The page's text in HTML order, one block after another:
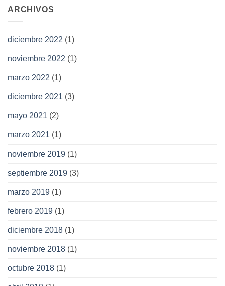
ARCHIVOS
diciembre 2022 (1)
noviembre 2022 (1)
marzo 2022 (1)
diciembre 2021 (3)
mayo 2021 (2)
marzo 2021 (1)
noviembre 2019 (1)
septiembre 2019 (3)
marzo 2019 (1)
febrero 2019 (1)
diciembre 2018 (1)
noviembre 2018 (1)
octubre 2018 (1)